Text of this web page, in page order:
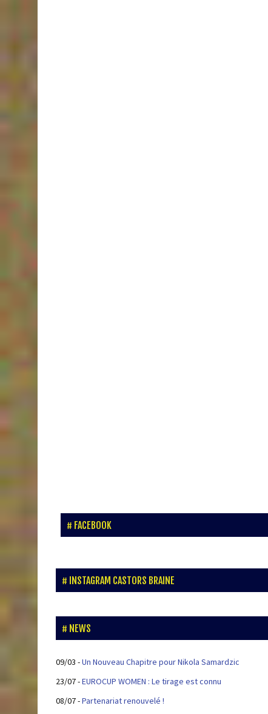
FACEBOOK
INSTAGRAM CASTORS BRAINE
NEWS
09/03 -Un Nouveau Chapitre pour Nikola Samardzic
23/07-EUROCUP WOMEN : Le tirage est connu
08/07-Partenariat renouvelé !